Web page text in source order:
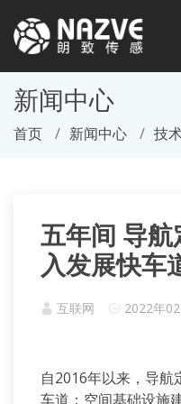
新闻中心
首页 新闻中心 技
五年间 导
入发展快车
互联网 2022年
自2016年以来，导航
车道：空间基础设施